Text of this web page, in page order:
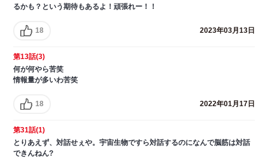
るかも？という期待もあるよ！頑張れー！！
18 2023年03月13日
第13話(3)
何が何やら苦笑
情報量が多いわ苦笑
18 2022年01月17日
第31話(1)
とりあえず、対話せぇや。宇宙生物ですら対話するのになんで脳筋は対話
できんねん?